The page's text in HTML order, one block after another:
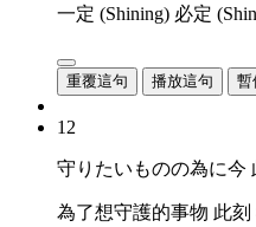
一定 (Shining) 必定
重覆這句 播放這句 暫
12
守りたいものの為に今
為了想守護的事物 此